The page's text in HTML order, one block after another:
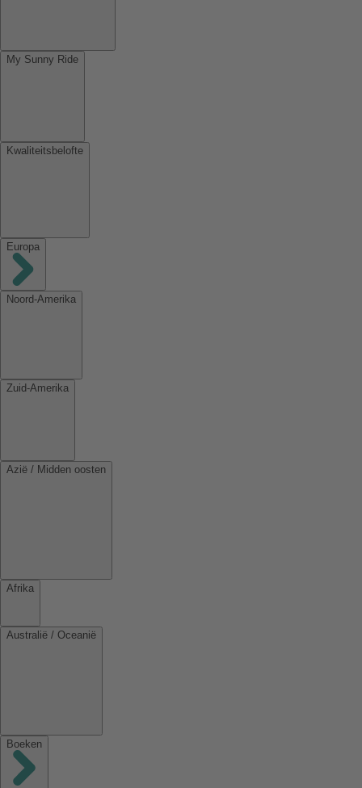
My Sunny Ride
Kwaliteitsbelofte
Europa
Noord-Amerika
Zuid-Amerika
Azië / Midden oosten
Afrika
Australië / Oceanië
Boeken